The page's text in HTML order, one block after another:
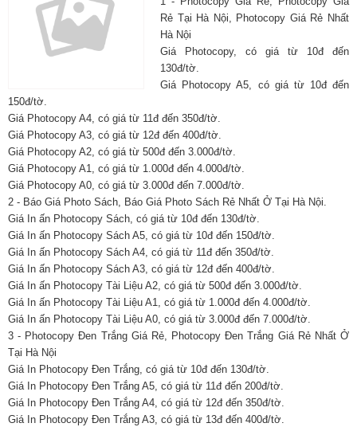
Rẻ Tại Hà Nội, Photocopy Giá Rẻ Nhất
Hà Nội
Giá Photocopy, có giá từ 10đ đến
130đ/tờ.
Giá Photocopy A5, có giá từ 10đ đến
150đ/tờ.
Giá Photocopy A4, có giá từ 11đ đến 350đ/tờ.
Giá Photocopy A3, có giá từ 12đ đến 400đ/tờ.
Giá Photocopy A2, có giá từ 500đ đến 3.000đ/tờ.
Giá Photocopy A1, có giá từ 1.000đ đến 4.000đ/tờ.
Giá Photocopy A0, có giá từ 3.000đ đến 7.000đ/tờ.
2 - Báo Giá Photo Sách, Báo Giá Photo Sách Rẻ Nhất Ở Tại Hà Nội.
Giá In ấn Photocopy Sách, có giá từ 10đ đến 130đ/tờ.
Giá In ấn Photocopy Sách A5, có giá từ 10đ đến 150đ/tờ.
Giá In ấn Photocopy Sách A4, có giá từ 11đ đến 350đ/tờ.
Giá In ấn Photocopy Sách A3, có giá từ 12đ đến 400đ/tờ.
Giá In ấn Photocopy Tài Liệu A2, có giá từ 500đ đến 3.000đ/tờ.
Giá In ấn Photocopy Tài Liệu A1, có giá từ 1.000đ đến 4.000đ/tờ.
Giá In ấn Photocopy Tài Liệu A0, có giá từ 3.000đ đến 7.000đ/tờ.
3 - Photocopy Đen Trắng Giá Rẻ, Photocopy Đen Trắng Giá Rẻ Nhất Ở
Tại Hà Nội
Giá In Photocopy Đen Trắng, có giá từ 10đ đến 130đ/tờ.
Giá In Photocopy Đen Trắng A5, có giá từ 11đ đến 200đ/tờ.
Giá In Photocopy Đen Trắng A4, có giá từ 12đ đến 350đ/tờ.
Giá In Photocopy Đen Trắng A3, có giá từ 13đ đến 400đ/tờ.